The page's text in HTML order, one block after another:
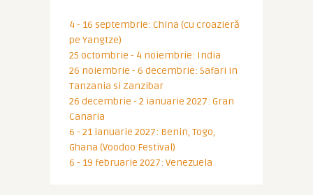
4 - 16 septembrie: China (cu croazieră
pe Yangtze)
25 octombrie - 4 noiembrie: India
26 noiembrie - 6 decembrie: Safari in
Tanzania si Zanzibar
26 decembrie - 2 ianuarie 2027: Gran
Canaria
6 - 21 ianuarie 2027: Benin, Togo,
Ghana (Voodoo Festival)
6 - 19 februarie 2027: Venezuela